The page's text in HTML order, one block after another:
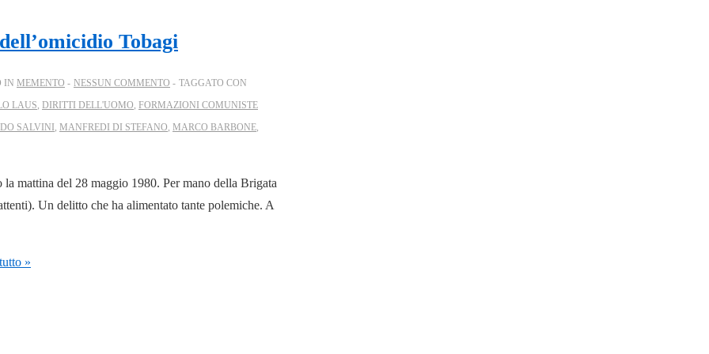
Tobagi
IN MEMENTO NESSUN COMMENTO
TAGGATO CON
LAUS, DIRITTI DELL'UOMO, FORMAZIONI COMUNISTE
SALVINI , MANFREDI DI STEFANO, MARCO BARBONE,
mattina del 28 maggio 1980. Per mano della Brigata
Un delitto che ha alimentato tante polemiche. A
»